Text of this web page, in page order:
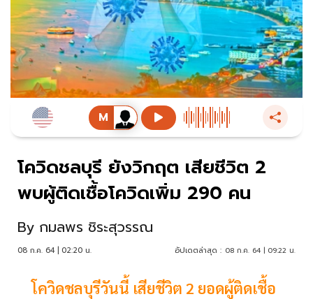
โควิดชลบุรี ยังวิกฤต เสียชีวิต 2
พบผู้ติดเชื้อโควิดเพิ่ม 290 คน
By กมลพร ชิระสุวรรณ
08 ก.ค. 64 | 02:20 น. อัปเดตล่าสุด : 08 ก.ค. 64 | 09:22 น.
โควิดชลบุรีวันนี้ เสียชีวิต 2 ยอดผู้ติดเชื้อ